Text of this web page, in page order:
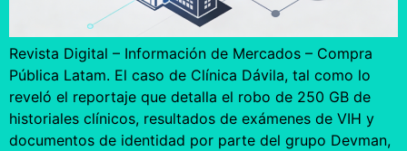
Revista Digital – Información de Mercados – Compra
Pública Latam. El caso de Clínica Dávila, tal como lo
reveló el reportaje que detalla el robo de 250 GB de
historiales clínicos, resultados de exámenes de VIH y
documentos de identidad por parte del grupo Devman,